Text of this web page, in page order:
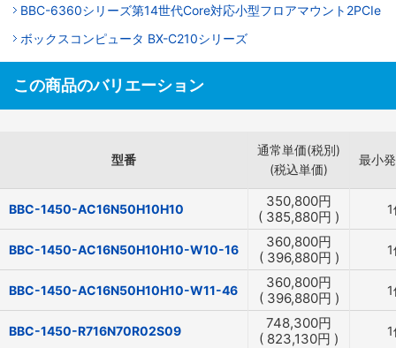
BBC-6360シリーズ第14世代Core対応小型フロアマウント2PCIe
ボックスコンピュータ BX-C210シリーズ
この商品のバリエーション
型番
通常単価(税別)
(税込単価)
最小
BBC-1450-AC16N50H10H10 350,800円
( 385,880円 )
BBC-1450-AC16N50H10H10-W10-16 360,800円
( 396,880円 )
BBC-1450-AC16N50H10H10-W11-46 360,800円
( 396,880円 )
BBC-1450-R716N70R02S09 748,300円
( 823,130円 )